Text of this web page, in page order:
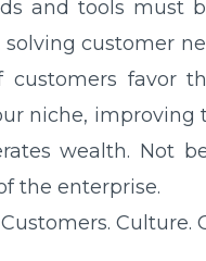
and tools must
customer
favor
niche, improving
wealth. Not
the enterprise.
Culture.